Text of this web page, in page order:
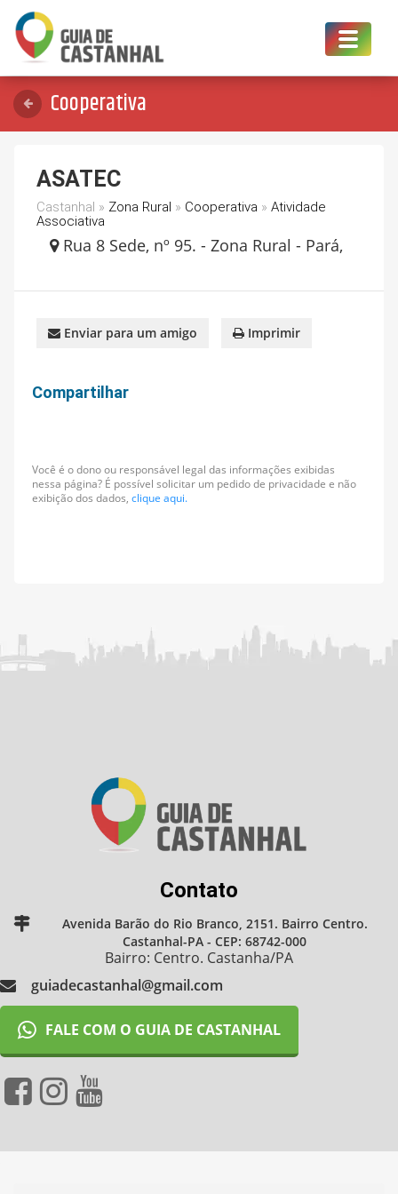
Toggle
Cooperativa
ASATEC
Castanhal » Zona Rural » Cooperativa » Atividade
Associativa
Rua 8 Sede, nº 95. - Zona Rural - Pará,
Enviar para um amigo Imprimir
Compartilhar
Você é o dono ou responsável legal das informações exibidas
nessa página? É possível solicitar um pedido de privacidade e não
exibição dos dados, clique aqui.
Contato
Avenida Barão do Rio Branco, 2151. Bairro Centro.
Castanhal-PA - CEP: 68742-000
Bairro: Centro. Castanha/PA
guiadecastanhal@gmail.com
FALE COM O GUIA DE CASTANHAL